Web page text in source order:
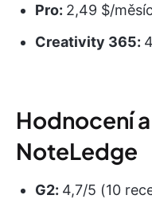
Pro: 2,49 $/měsíc
Creativity 365:
Hodnocení
NoteLedge
G2: 4,7/5 (10